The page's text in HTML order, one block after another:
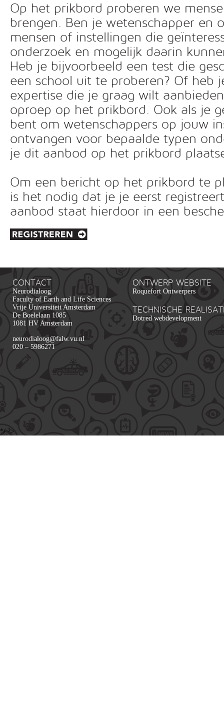
Op het prikbord proberen we
brengen. Ben je wetenschapper en
mensen of instellingen die
onderzoek en mogelijk daarin
Heb je bijvoorbeeld een test die
een school uit te proberen? Of heb
expertise die je graag wilt
oproep op het prikbord. Ook als je
bent om wetenschappers op jouw
ontvangen voor bepaalde typen
je dit aanbod op het prikbord
Om een bericht op het prikbord te
is het nodig dat je je eerst
aanbod staat hierdoor in een
CONTACT
Neurodialoog
Faculty of Earth and Life Sciences
Vrije Universiteit Amsterdam
De Boelelaan 1085
1081 HV Amsterdam
neurodialoog@falw.vu.nl
020 – 5986271
ONTWERP WEBSITE
Roquefort Ontwerpers
TECHNISCHE
Dotred webdevelopment
*/ ?>